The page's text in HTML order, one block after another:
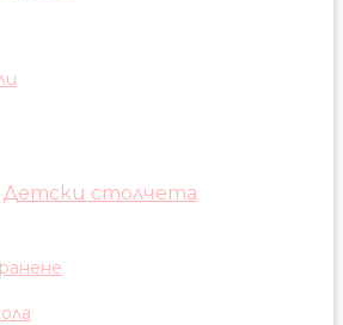
Детски столчета